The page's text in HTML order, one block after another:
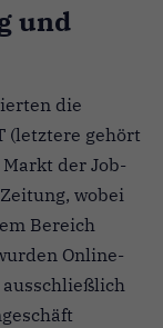
und
die
(letztere gehört
der Job-
wobei
Bereich
Online-